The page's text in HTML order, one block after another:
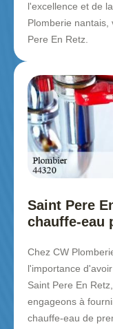
l'excellence et de
Plomberie
Pere En Retz.
Saint Pere
chauffe-eau
Chez CW
l'importance
Saint Pere En
engageons à
chauffe-eau de